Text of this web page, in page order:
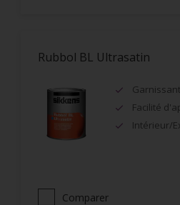
Rubbol BL Ultrasatin
Facilité
Intérieur/
Comparer